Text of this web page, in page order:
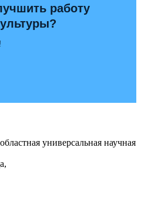
работу
универсальная научная